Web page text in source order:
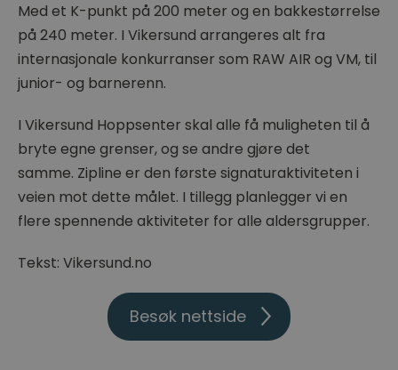
Med et K-punkt på 200 meter og en bakkestørrelse
på 240 meter. I Vikersund arrangeres alt fra
internasjonale konkurranser som RAW AIR og VM, til
junior- og barnerenn.
I Vikersund Hoppsenter skal alle få muligheten til å
bryte egne grenser, og se andre gjøre det
samme. Zipline er den første signaturaktiviteten i
veien mot dette målet. I tillegg planlegger vi en
flere spennende aktiviteter for alle aldersgrupper.
Tekst: Vikersund.no
Besøk nettside